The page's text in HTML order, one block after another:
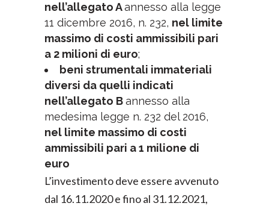
nell’allegato Aannesso alla legge
11 dicembre 2016, n. 232, nel limite
massimo di costi ammissibili pari
a 2 milioni di euro;
beni strumentali immateriali
diversi da quelli indicati
nell’allegato Bannesso alla
medesima legge n. 232 del 2016,
nel limite massimo di costi
ammissibili pari a 1 milione di
euro
L’investimento deve essere avvenuto
dal 16.11.2020 e fino al 31.12.2021,